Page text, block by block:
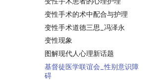
变性手术的术中配合与护理
变性手术道德三思_冯泽永
变性现象
图解现代人心理新话题
基督徒医学联谊会_性别意识障
碍